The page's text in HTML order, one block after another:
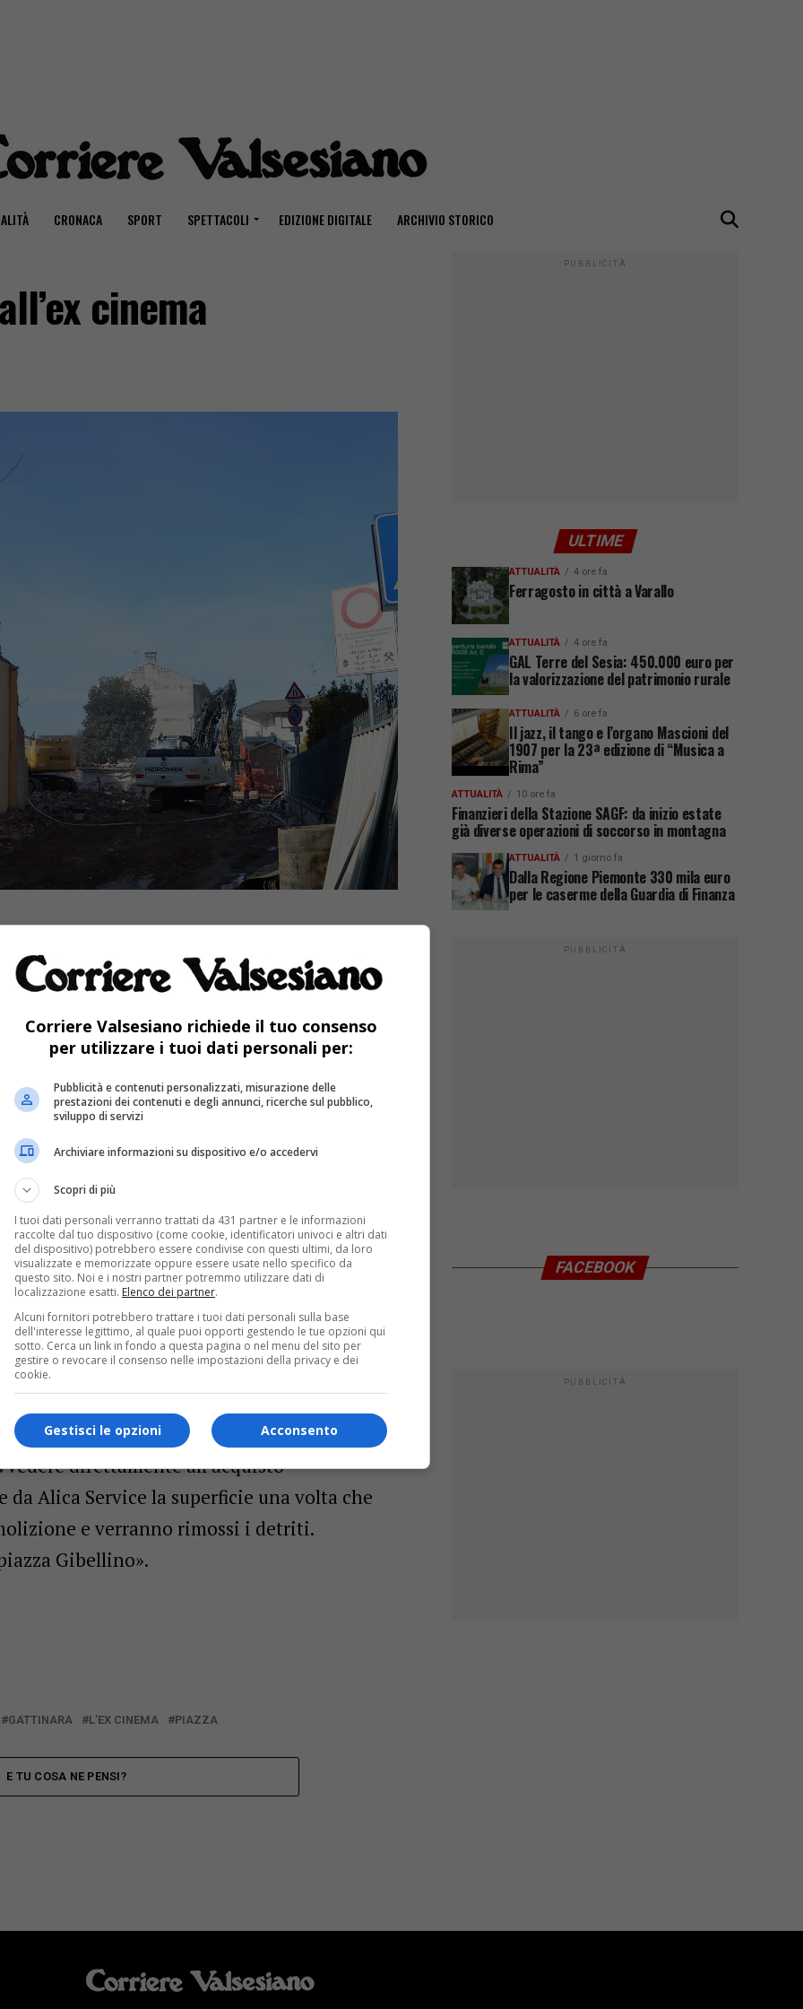
CRONACA SPORT SPETTACOLI EDIZIONE DIGITALE ARCHIVIO STORICO
cinema
dell’ex cinema Italia. Ubicato
l’edificio era sorto negli anni Trenta
e aggregazione ricreativo-culturale
alcuni anni fa sala per film a luci rosse e,
bar con sala slot, da qualche tempo era
Liberato nelle scorse settimane da arredi e
al suo interno, da lunedì è in fase di
per limitare la dispersione di polveri, si sta
d’acqua ad alta pressione. I lavori
essendo anche necessaria la bonifica
che costituivano la copertura dello stabile.
Cinema, il Comune ha intenzione di
ad Arturo Gibellino (1910-2008),
del dialetto e delle tradizioni gattinaresi.
che lo possedeva è stata però la società
blu in città e che si sta occupando
all’intervento, infatti, per le vigenti
direttamente all’acquisto
Alica Service la superficie una volta che
e verranno rimossi i detriti.
Gibellino».
GATTINARA L’EX CINEMA PIAZZA
E TU COSA NE PENSI?
PUBBLICITÀ
ULTIME
ATTUALITÀ 4 ore fa
Ferragosto in città a Varallo
ATTUALITÀ 4 ore fa
GAL Terre del Sesia: 450.000 euro per
la valorizzazione del patrimonio rurale
ATTUALITÀ 6 ore fa
Il jazz, il tango e l’organo Mascioni del
1907 per la 23ª edizione di “Musica a
Rima”
ATTUALITÀ 10 ore fa
Finanzieri della Stazione SAGF: da inizio estate
già diverse operazioni di soccorso in montagna
ATTUALITÀ 1 giorno fa
Dalla Regione Piemonte 330 mila euro
per le caserme della Guardia di Finanza
PUBBLICITÀ
FACEBOOK
PUBBLICITÀ
Corriere Valsesiano richiede il tuo consenso
per utilizzare i tuoi dati personali per:
Pubblicità e contenuti personalizzati, misurazione delle
prestazioni dei contenuti e degli annunci, ricerche sul pubblico,
sviluppo di servizi
Archiviare informazioni su dispositivo e/o accedervi
Scopri di più
I tuoi dati personali verranno trattati da 431 partner e le informazioni
raccolte dal tuo dispositivo (come cookie, identificatori univoci e altri dati
del dispositivo) potrebbero essere condivise con questi ultimi, da loro
visualizzate e memorizzate oppure essere usate nello specifico da
questo sito. Noi e i nostri partner potremmo utilizzare dati di
localizzazione esatti. Elenco dei partner.
Alcuni fornitori potrebbero trattare i tuoi dati personali sulla base
dell'interesse legittimo, al quale puoi opporti gestendo le tue opzioni qui
sotto. Cerca un link in fondo a questa pagina o nel menu del sito per
gestire o revocare il consenso nelle impostazioni della privacy e dei
cookie.
Acconsento
Gestisci le opzioni